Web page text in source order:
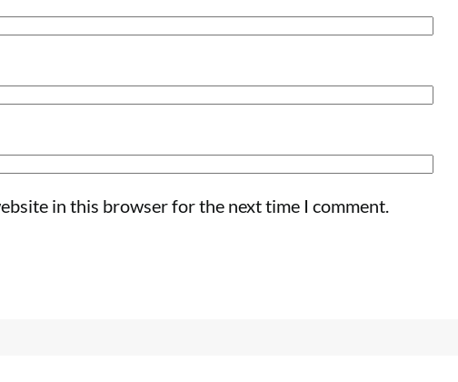
in this browser for the next time I comment.